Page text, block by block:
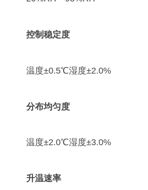
控制稳定度
温度±0.5℃湿度±2.0%
分布均匀度
温度±2.0℃湿度±3.0%
升温速率